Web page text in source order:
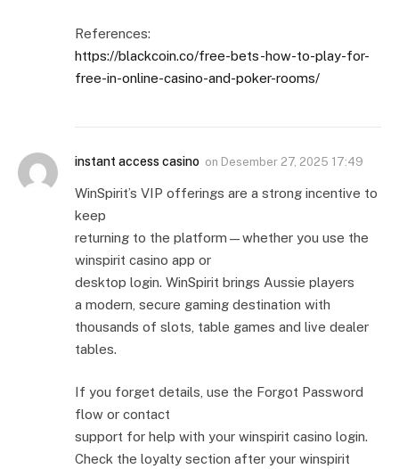
References:
https://blackcoin.co/free-bets-how-to-play-for-
free-in-online-casino-and-poker-rooms/
instant access casino on Desember 27, 2025 17:49
WinSpirit’s VIP offerings are a strong incentive to
keep
returning to the platform—whether you use the
winspirit casino app or
desktop login. WinSpirit brings Aussie players
a modern, secure gaming destination with
thousands of slots, table games and live dealer
tables.
If you forget details, use the Forgot Password
flow or contact
support for help with your winspirit casino login.
Check the loyalty section after your winspirit